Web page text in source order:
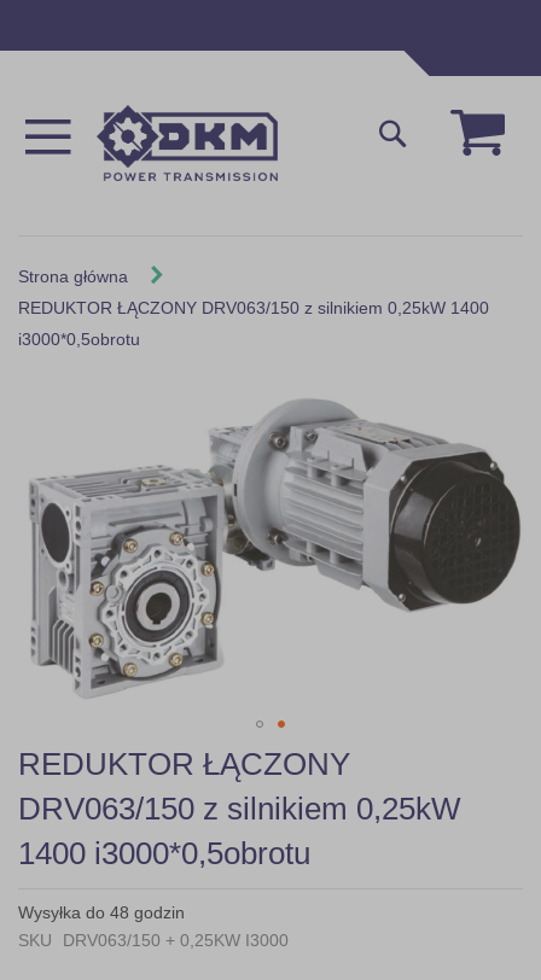
Mój
Szukaj
Strona główna
REDUKTOR ŁĄCZONY DRV063/150 z silnikiem 0,25kW 1400
i3000*0,5obrotu
the
images
gallery
Skip
to
the
beginning
of
the
gallery
REDUKTOR ŁĄCZONY
DRV063/150 z silnikiem 0,25kW
1400 i3000*0,5obrotu
Wysyłka do 48 godzin
SKU
DRV063/150 + 0,25KW I3000